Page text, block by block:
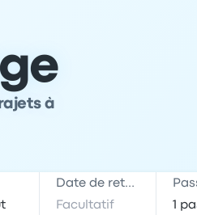
à
Date de retour